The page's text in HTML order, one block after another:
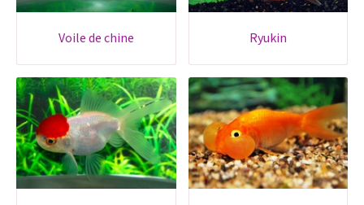
voile de chine ryukin